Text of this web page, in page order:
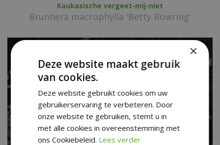
Kaukasische vergeet-mij-niet
Brunnera macrophylla 'Betty Bowring'
×
Deze website maakt gebruik
van cookies.
Deze website gebruikt cookies om uw
gebruikerservaring te verbeteren. Door
onze website te gebruiken, stemt u in
met alle cookies in overeenstemming met
ons Cookiebeleid. Lees verder